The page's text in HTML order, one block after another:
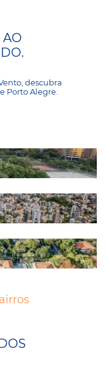
descubra
Porto Alegre.